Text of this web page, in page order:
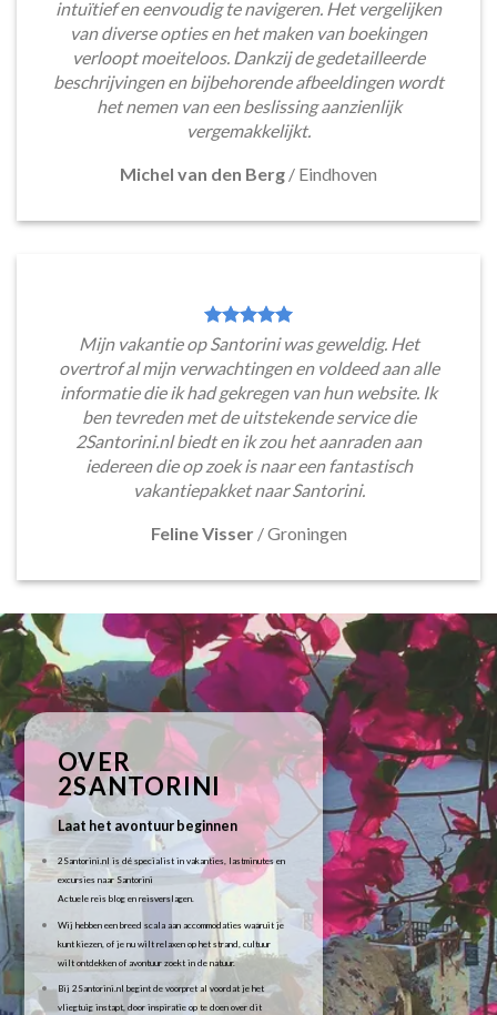
intuïtief en eenvoudig te navigeren. Het vergelijken
van diverse opties en het maken van boekingen
verloopt moeiteloos. Dankzij de gedetailleerde
beschrijvingen en bijbehorende afbeeldingen wordt
het nemen van een beslissing aanzienlijk
vergemakkelijkt.
Michel van den Berg / Eindhoven
Mijn vakantie op Santorini was geweldig. Het
overtrof al mijn verwachtingen en voldeed aan alle
informatie die ik had gekregen van hun website. Ik
ben tevreden met de uitstekende service die
2Santorini.nl biedt en ik zou het aanraden aan
iedereen die op zoek is naar een fantastisch
vakantiepakket naar Santorini.
Feline Visser /Groningen
OVER
2SANTORINI
Laat het avontuur beginnen
2Santorini.nl is dé specialist in vakanties, lastminutes en
excursies naar Santorini
Actuele reis blog en reisverslagen.
Wij hebben een breed scala aan accommodaties waaruit je
kunt kiezen, of je nu wilt relaxen op het strand, cultuur
wilt ontdekken of avontuur zoekt in de natuur.
Bij 2Santorini.nl begint de voorpret al voordat je het
vliegtuig instapt, door inspiratie op te doen over dit